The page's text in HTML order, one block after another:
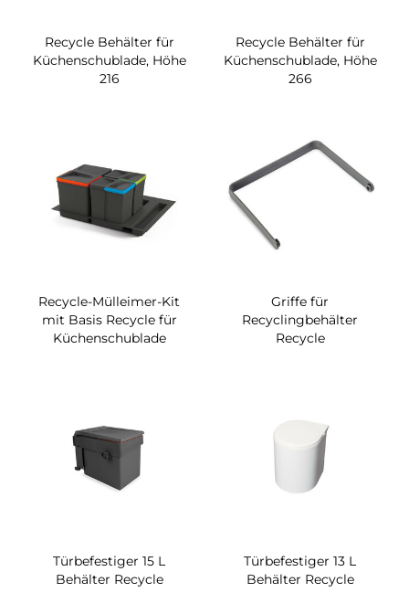
Recycle Behälter für
Küchenschublade, Höhe
216
Recycle Behälter für
Küchenschublade, Höhe
266
Recycle-Mülleimer-Kit
mit Basis Recycle für
Küchenschublade
Griffe für
Recyclingbehälter
Recycle
Türbefestiger 15 L
Behälter Recycle
Türbefestiger 13 L
Behälter Recycle